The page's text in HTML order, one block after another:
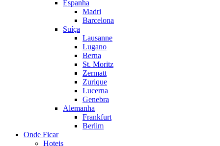
Espanha
Madri
Barcelona
Suíça
Lausanne
Lugano
Berna
St. Moritz
Zermatt
Zurique
Lucerna
Genebra
Alemanha
Frankfurt
Berlim
Onde Ficar
Hoteis